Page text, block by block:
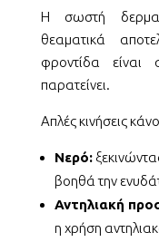
Η σωστή
θεαματικά
φροντίδα
παρατείνει.
Απλές κινήσεις
Νερό:
βοηθά την
Αντηλιακή
η χρήση